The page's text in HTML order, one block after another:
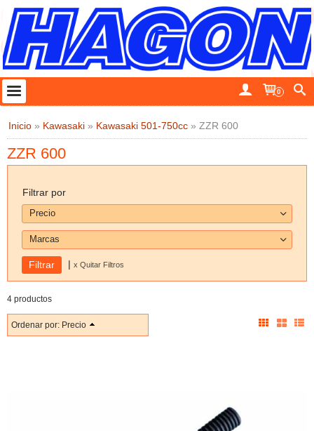
0
Inicio » Kawasaki » Kawasaki 501-750cc » ZZR 600
ZZR 600
Filtrar por
Precio
Marcas
| x Quitar Filtros
4 productos
Ordenar por: Precio